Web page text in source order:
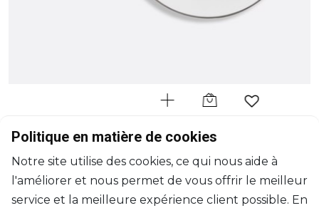
BERNARDAUD
Assiette creuse à aile
D: 22.5cm
$91
Politique en matière de cookies
Notre site utilise des cookies, ce qui nous aide à
l'améliorer et nous permet de vous offrir le meilleur
service et la meilleure expérience client possible. En